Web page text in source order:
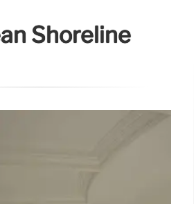
Shoreline